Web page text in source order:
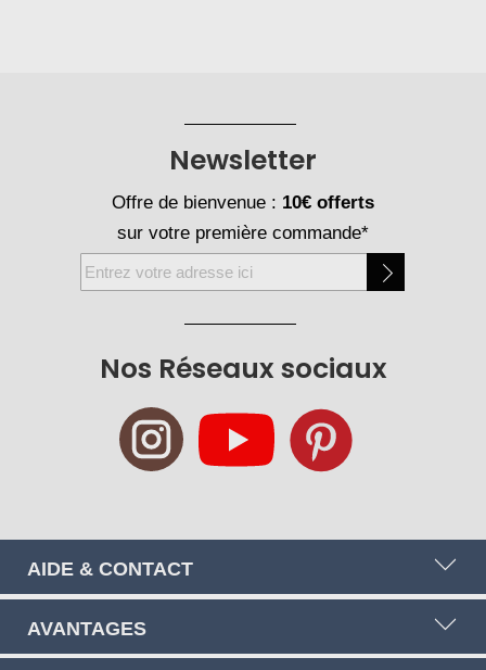
Nos Réseaux sociaux
Newsletter
Offre de bienvenue : 10€ offerts
sur votre première commande*
Inscription
à
AIDE & CONTACT
AVANTAGES